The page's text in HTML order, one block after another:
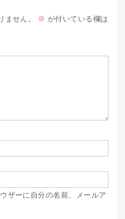
ません。
※ が付いている欄は
ザーに自分の名前、メールア